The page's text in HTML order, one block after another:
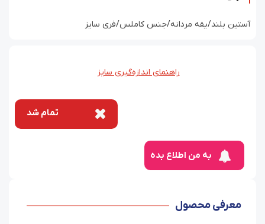
آستین بلند/یقه مردانه/جنس کاملس/فری سایز
راهنمای اندازه‌گیری سایز
تمام شد
به من اطلاع بده
معرفی محصول